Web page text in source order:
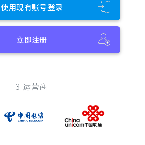
使用现有账号登录
立即注册
3 运营商